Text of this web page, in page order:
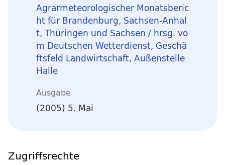
Agrarmeteorologischer Monatsberic
ht für Brandenburg, Sachsen-Anhal
t, Thüringen und Sachsen / hrsg. vo
m Deutschen Wetterdienst, Geschä
ftsfeld Landwirtschaft, Außenstelle
Halle
Ausgabe
(2005) 5. Mai
Zugriffsrechte